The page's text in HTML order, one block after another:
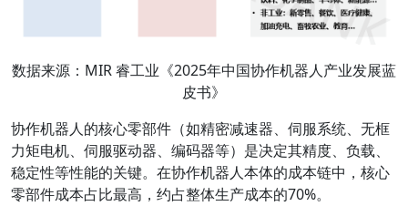
数据来源：MIR 睿工业《2025年中国协作机器人产业发展蓝
皮书》
协作机器人的核心零部件（如精密减速器、伺服系统、无框
力矩电机、伺服驱动器、编码器等）是决定其精度、负载、
稳定性等性能的关键。在协作机器人本体的成本链中，核心
零部件成本占比最高，约占整体生产成本的70%。